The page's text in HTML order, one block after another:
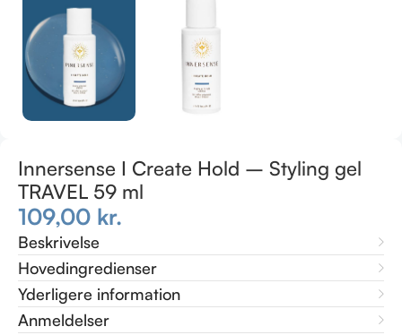
Innersense I Create Hold – Styling gel
TRAVEL 59 ml
109,00 kr.
Beskrivelse
Hovedingredienser
Yderligere information
Anmeldelser